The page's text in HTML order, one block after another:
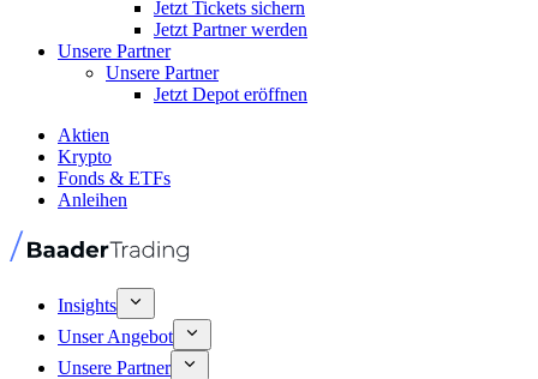
Jetzt Tickets sichern
Jetzt Partner werden
Unsere Partner
Unsere Partner
Jetzt Depot eröffnen
Aktien
Krypto
Fonds & ETFs
Anleihen
Insights
Unser Angebot
Unsere Partner